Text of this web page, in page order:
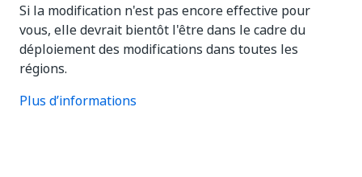
Si la modification n'est pas encore effective pour
vous, elle devrait bientôt l'être dans le cadre du
déploiement des modifications dans toutes les
régions.
Plus d’informations